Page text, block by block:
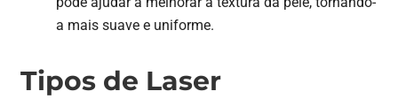
a mais suave e uniforme.
Tipos de Laser